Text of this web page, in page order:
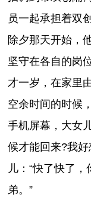
员一起承担着双
除夕那天开始，
坚守在各自的岗
才一岁，在家里
空余时间的时候
手机屏幕，大女
候才能回来?我
儿：“快了快了
弟。”